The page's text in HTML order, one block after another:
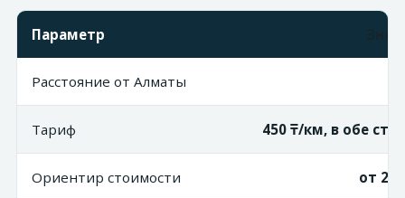
Параметр
Расстояние от Алматы
Тариф 450 ₸/км, в обе
Ориентир стоимости от 27